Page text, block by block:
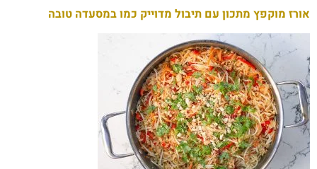
אורז מוקפץ מתכון עם תיבול מדוייק כמו במסעדה טובה